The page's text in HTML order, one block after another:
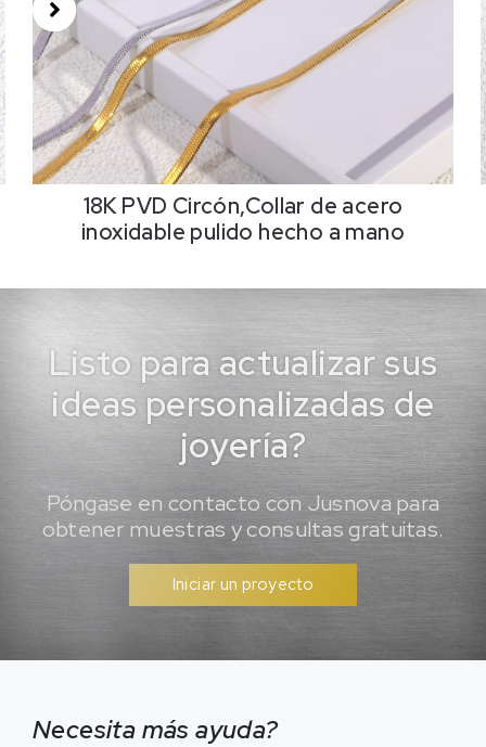
18K PVD Circón,Collar de acero
inoxidable pulido hecho a mano
Listo para actualizar sus
ideas personalizadas de
joyería?
Póngase en contacto con Jusnova para
obtener muestras y consultas gratuitas.
Iniciar un proyecto
Necesita más ayuda?